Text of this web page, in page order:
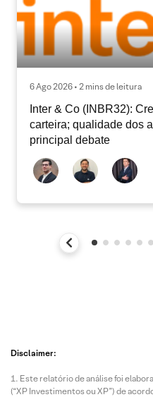
6 Ago 2026 • 2 mins de leitura
Inter & Co (INBR32):
carteira; qualidade dos
principal debate
Disclaimer:
Este relatório de análise foi
(“XP Investimentos ou XP”) de